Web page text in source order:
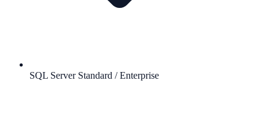
SQL Server Standard / Enterprise